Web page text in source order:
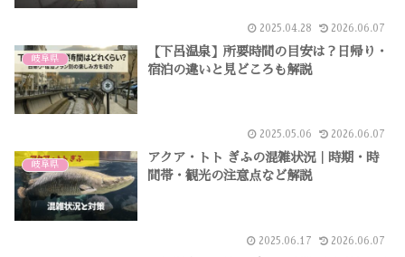
2025.04.28 2026.06.07
岐阜県
【下呂温泉】所要時間の目安は？日帰り・
宿泊の違いと見どころも解説
2025.05.06 2026.06.07
岐阜県
アクア・トト ぎふの混雑状況｜時期・時
間帯・観光の注意点など解説
2025.06.17 2026.06.07